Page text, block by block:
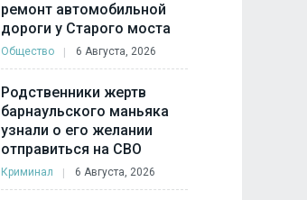
ремонт автомобильной
дороги у Старого моста
Общество 6 Августа, 2026
Родственники жертв
барнаульского маньяка
узнали о его желании
отправиться на СВО
Криминал 6 Августа, 2026